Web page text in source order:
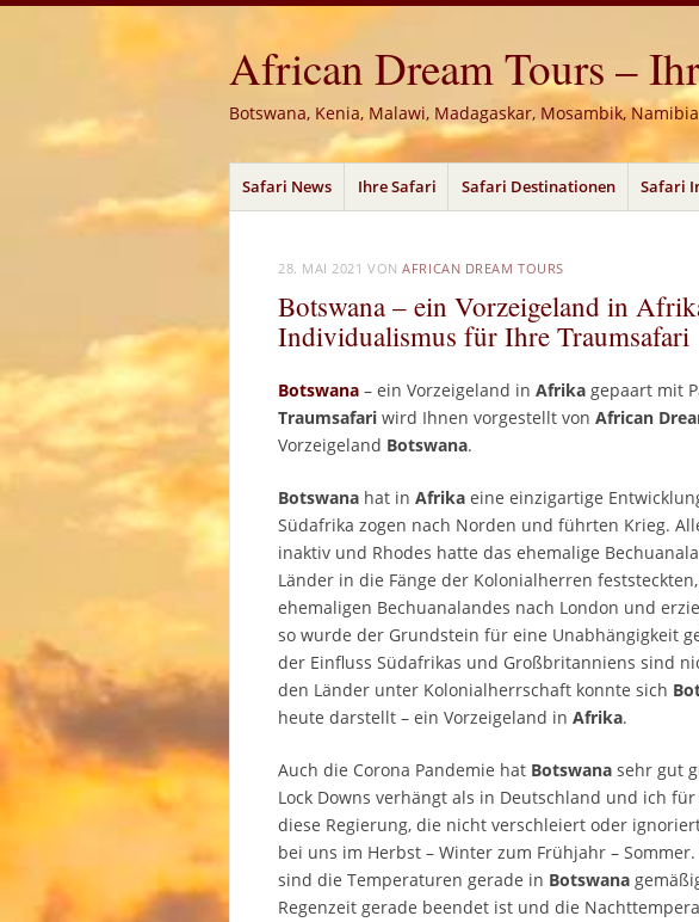
African Dream Tours –
Botswana, Kenia, Malawi, Madagaskar, Mosambik,
Menü
Zum
Inhalt
Safari News Ihre Safari Safari Destinationen Safari
28. MAI 2021 VONAFRICAN DREAM TOURS
Botswana – ein Vorzeigeland in
Individualismus für Ihre Traumsafari
Botswana – ein Vorzeigeland in Afrika gepaart mit
Traumsafari wird Ihnen vorgestellt von African
Vorzeigeland Botswana.
Botswana hat in Afrika eine einzigartige
Südafrika zogen nach Norden und führten Krieg.
inaktiv und Rhodes hatte das ehemalige
Länder in die Fänge der Kolonialherren
ehemaligen Bechuanalandes nach London und
so wurde der Grundstein für eine Unabhängigkeit
der Einfluss Südafrikas und Großbritanniens sind
den Länder unter Kolonialherrschaft konnte sich
heute darstellt – ein Vorzeigeland in Afrika.
Auch die Corona Pandemie hat Botswana sehr gut
Lock Downs verhängt als in Deutschland und ich
diese Regierung, die nicht verschleiert oder
bei uns im Herbst – Winter zum Frühjahr –
sind die Temperaturen gerade in Botswana
Regenzeit gerade beendet ist und die